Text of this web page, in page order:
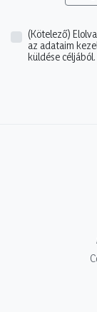
(Kötelező)
az adataim
küldése céljából.